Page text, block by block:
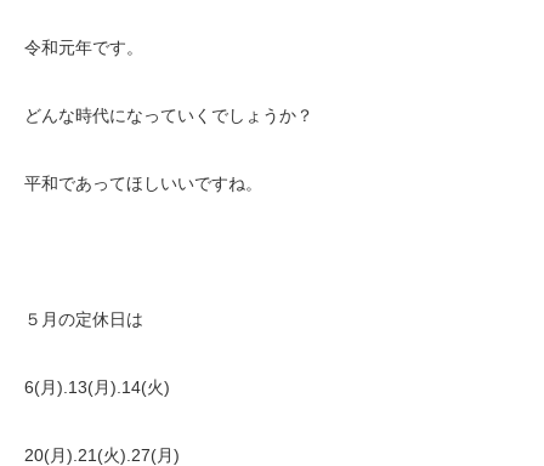
令和元年です。
どんな時代になっていくでしょうか？
平和であってほしいいですね。
５月の定休日は
6(月).13(月).14(火)
20(月).21(火).27(月)